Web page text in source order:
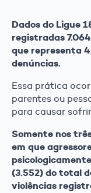
Dados do Ligue
registradas
que representa
denúncias.
Essa prática
parentes ou
para causar
Somente nos
em que
(3.552) do total
violências